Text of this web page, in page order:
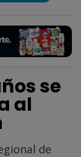
se
al
de